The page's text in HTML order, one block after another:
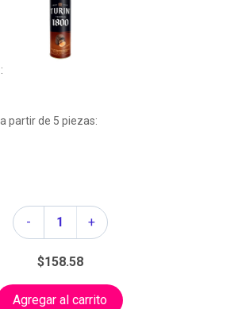
partir de 5 piezas:
-
Cantidad +
$158.58
Agregar al carrito